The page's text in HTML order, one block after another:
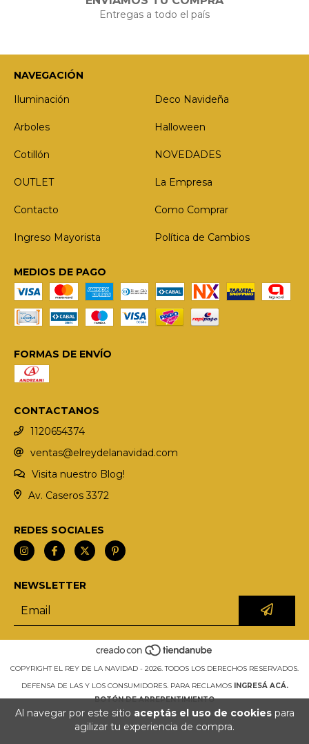
Al navegar por este sitio aceptás el uso de cookiespara
agilizar tu experiencia de compra.
Entregas a todo el país
NAVEGACIÓN
Iluminación
Deco Navideña
Arboles Halloween
Cotillón NOVEDADES
OUTLET La Empresa
Contacto Como Comprar
Ingreso Mayorista Política de Cambios
MEDIOS DE PAGO
FORMAS DE ENVÍO
CONTACTANOS
1120654374
ventas@elreydelanavidad.com
Visita nuestro Blog!
Av. Caseros 3372
REDES SOCIALES
NEWSLETTER
COPYRIGHT EL REY DE LA NAVIDAD - 2026. TODOS LOS DERECHOS RESERVADOS.
DEFENSA DE LAS Y LOS CONSUMIDORES. PARA RECLAMOS INGRESÁ ACÁ.
BOTÓN DE ARREPENTIMIENTO